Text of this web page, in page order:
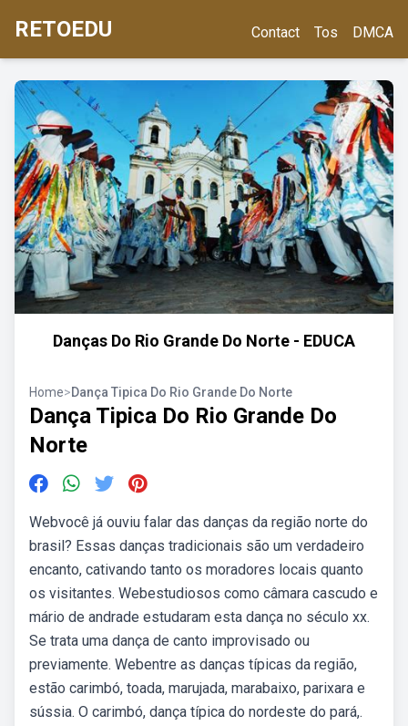
RETOEDU Contact Tos DMCA
Danças Do Rio Grande Do Norte - EDUCA
Home>Dança Tipica Do Rio Grande Do Norte
Dança Tipica Do Rio Grande Do
Norte
Webvocê já ouviu falar das danças da região norte do
brasil? Essas danças tradicionais são um verdadeiro
encanto, cativando tanto os moradores locais quanto
os visitantes. Webestudiosos como câmara cascudo e
mário de andrade estudaram esta dança no século xx.
Se trata uma dança de canto improvisado ou
previamente. Webentre as danças típicas da região,
estão carimbó, toada, marujada, marabaixo, parixara e
sússia. O carimbó, dança típica do nordeste do pará,.